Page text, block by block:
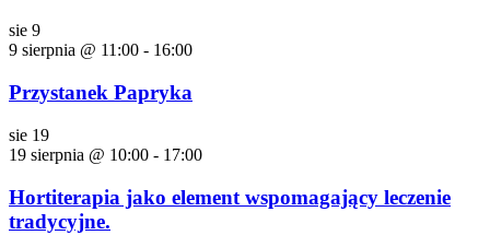
sie 9
9 sierpnia @ 11:00 - 16:00
Przystanek Papryka
sie 19
19 sierpnia @ 10:00 - 17:00
Hortiterapia jako element wspomagający leczenie
tradycyjne.